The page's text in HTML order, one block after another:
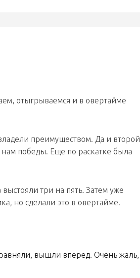
отыгрываемся и в овертайме
преимуществом. Да и второй
нам победы. Еще по раскатке была
три на пять. Затем уже
но сделали это в овертайме.
вышли вперед. Очень жаль,